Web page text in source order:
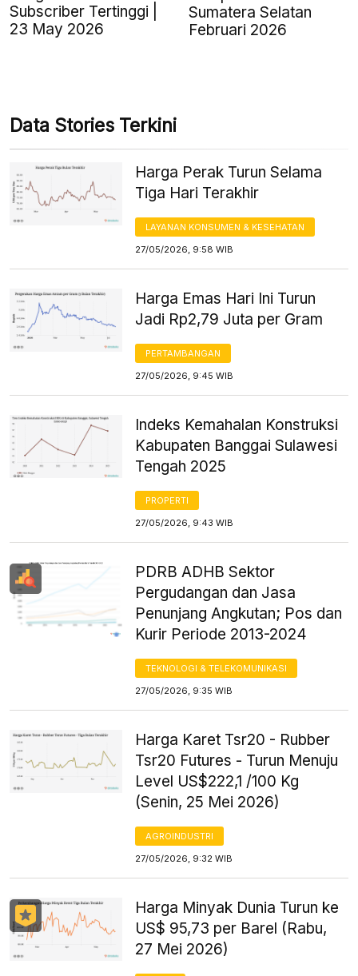
Subscriber Tertinggi |
23 May 2026
Sumatera Selatan
Februari 2026
Data Stories Terkini
Harga Perak Turun Selama
Tiga Hari Terakhir
LAYANAN KONSUMEN & KESEHATAN
27/05/2026, 9:58 WIB
Harga Emas Hari Ini Turun
Jadi Rp2,79 Juta per Gram
PERTAMBANGAN
27/05/2026, 9:45 WIB
Indeks Kemahalan Konstruksi
Kabupaten Banggai Sulawesi
Tengah 2025
PROPERTI
27/05/2026, 9:43 WIB
PDRB ADHB Sektor
Pergudangan dan Jasa
Penunjang Angkutan; Pos dan
Kurir Periode 2013-2024
TEKNOLOGI & TELEKOMUNIKASI
27/05/2026, 9:35 WIB
Harga Karet Tsr20 - Rubber
Tsr20 Futures - Turun Menuju
Level US$222,1 /100 Kg
(Senin, 25 Mei 2026)
AGROINDUSTRI
27/05/2026, 9:32 WIB
Harga Minyak Dunia Turun ke
US$ 95,73 per Barel (Rabu,
27 Mei 2026)